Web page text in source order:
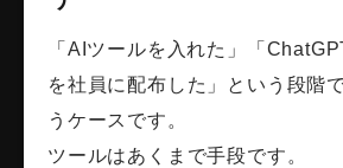
「AIツールを入れた」「
を社員に配布した」という段階
うケースです。
ツールはあくまで手段です。